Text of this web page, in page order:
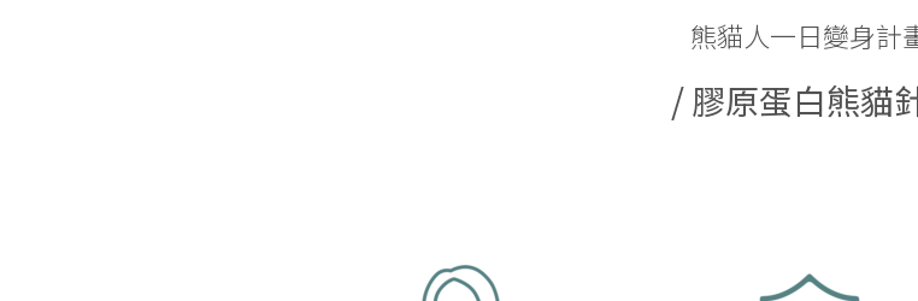
熊貓人一日變身計
/ 膠原蛋白熊貓